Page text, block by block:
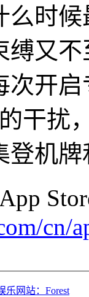
么时
缚又
次开
干扰
登机
cn/
乐网站：Forest